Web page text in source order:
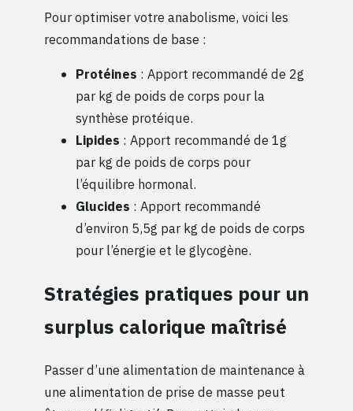
Pour optimiser votre anabolisme, voici les
recommandations de base :
Protéines : Apport recommandé de 2g
par kg de poids de corps pour la
synthèse protéique.
Lipides : Apport recommandé de 1g
par kg de poids de corps pour
l’équilibre hormonal.
Glucides : Apport recommandé
d’environ 5,5g par kg de poids de corps
pour l’énergie et le glycogène.
Stratégies pratiques pour un
surplus calorique maîtrisé
Passer d’une alimentation de maintenance à
une alimentation de prise de masse peut